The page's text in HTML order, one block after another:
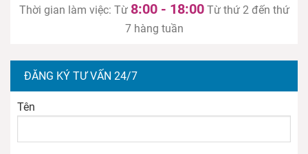
Thời gian làm việc: Từ 8:00 - 18:00Từ thứ 2 đến thứ
7 hàng tuần
ĐĂNG KÝ TƯ VẤN 24/7
Tên